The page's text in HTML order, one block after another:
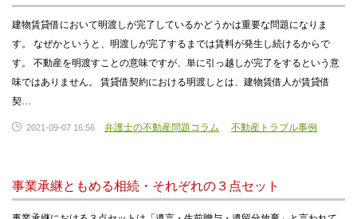
建物賃貸借において明渡しが完了しているかどうかは重要な問題になりま
す。 なぜかというと、明渡しが完了するまでは賃料が発生し続けるからで
す。 不動産を明渡すことの意味ですが、単に引っ越しが完了をするという意
味ではありません。 賃貸借契約における明渡しとは、建物賃借人が賃貸借
契…
2021-09-07 16:56 弁護士の不動産問題コラム 不動産トラブル事例
事業承継ともめる相続・それぞれの３点セット